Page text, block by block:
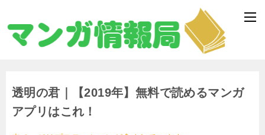
透明の君｜【2019年】無料で読めるマンガ
アプリはこれ！